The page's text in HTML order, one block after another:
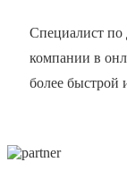
Специалист по
компании в
более быстрой